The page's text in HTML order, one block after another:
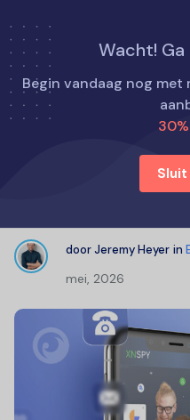
Wacht!
Begin vandaag nog
Home
Eyezy Alternatieven
XNSPY Review: Hoe werkt
XNSPY Review:
XNSPY
doorJeremy Heyer in
mei, 2026